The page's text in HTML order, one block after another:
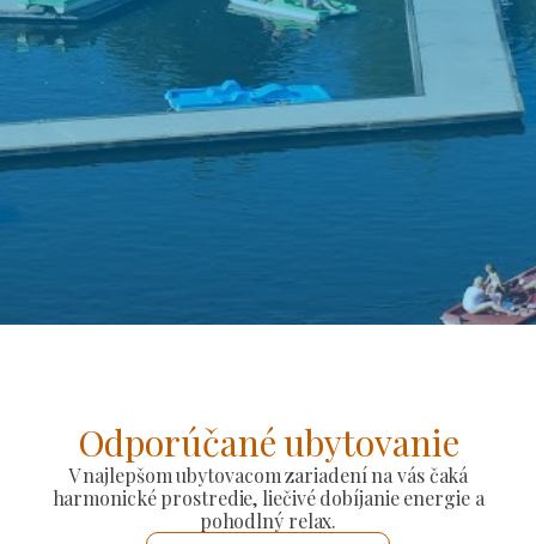
Odporúčané ubytovanie
V najlepšom ubytovacom zariadení na vás čaká
harmonické prostredie, liečivé dobíjanie energie a
pohodlný relax.